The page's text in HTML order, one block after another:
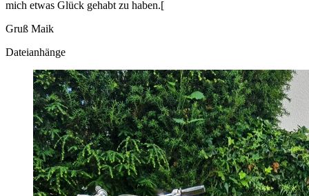
mich etwas Glück gehabt zu haben.[
Gruß Maik
Dateianhänge